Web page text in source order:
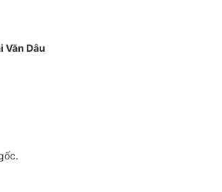
Văn Dâu